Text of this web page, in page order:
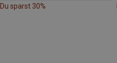
Du sparst 30%